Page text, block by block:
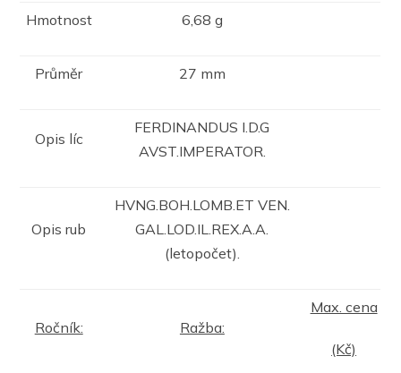
Hmotnost 6,68 g
Průměr 27 mm
Opis líc
FERDINANDUS I.D.G
AVST.IMPERATOR.
Opis rub
HVNG.BOH.LOMB.ET VEN.
GAL.LOD.IL.REX.A.A.
(letopočet).
Ročník: Ražba:
Max. cena
(Kč)